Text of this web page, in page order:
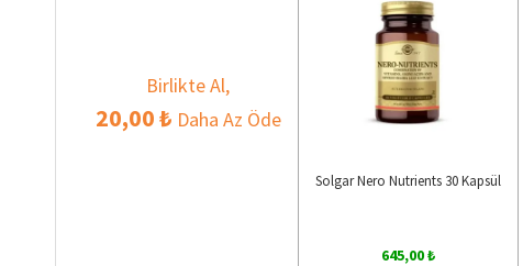
Birlikte Al,
20,00 ₺ Daha Az Öde
Solgar Nero Nutrients 30 Kapsül
645,00 ₺